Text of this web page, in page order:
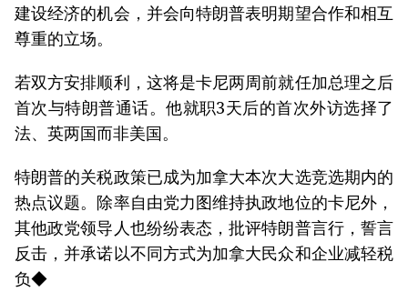
建设经济的机会，并会向特朗普表明期望合作和相互
尊重的立场。
若双方安排顺利，这将是卡尼两周前就任加总理之后
首次与特朗普通话。他就职3天后的首次外访选择了
法、英两国而非美国。
特朗普的关税政策已成为加拿大本次大选竞选期内的
热点议题。除率自由党力图维持执政地位的卡尼外，
其他政党领导人也纷纷表态，批评特朗普言行，誓言
反击，并承诺以不同方式为加拿大民众和企业减轻税
负◆